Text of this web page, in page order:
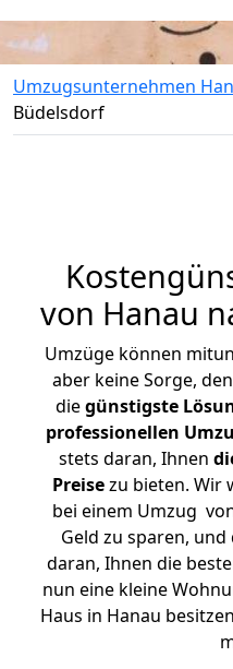
Umzugsunternehmen
Büdelsdorf
von Hanau
Umzüge können
aber keine Sorge,
diegünstigste
professionellen
stets daran, Ihnen
Preisezu bieten. Wir
bei einem Umzug
Geld zu sparen,
daran, Ihnen die
nun eine kleine
Haus in Hanau